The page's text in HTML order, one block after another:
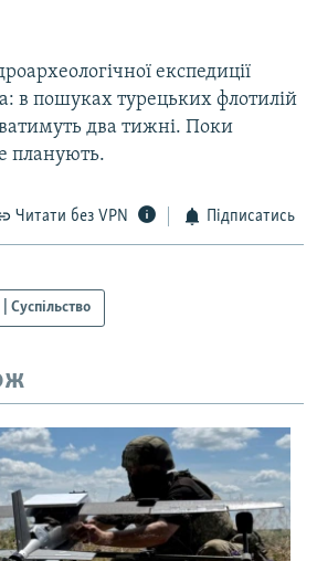
експедиції
в пошуках турецьких флотилій
два тижні. Поки
планують.
Читати без VPN Підписатись
Суспільство